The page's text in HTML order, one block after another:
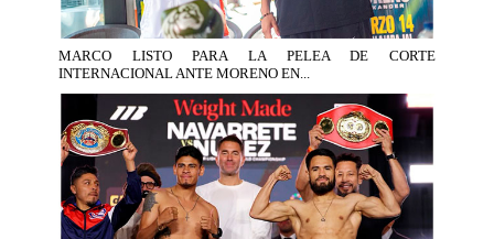
MARCO LISTO PARA LA PELEA DE CORTE
INTERNACIONAL ANTE MORENO EN...